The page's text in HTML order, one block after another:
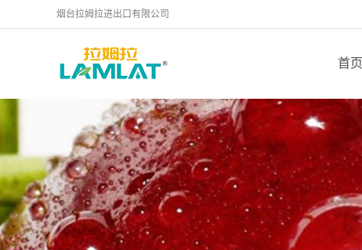
烟台拉姆拉进出口有限公司
首页